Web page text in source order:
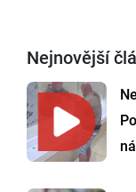
Nejnovější